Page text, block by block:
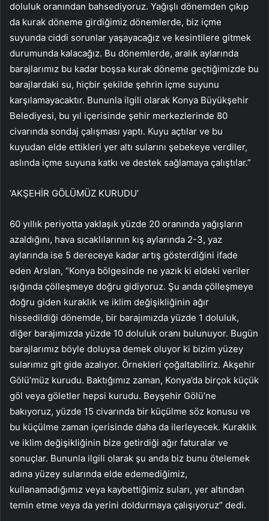
doluluk oranından bahsediyoruz. Yağışlı dönemden çıkıp
da kurak döneme girdiğimiz dönemlerde, biz içme
suyunda ciddi sorunlar yaşayacağız ve kesintilere gitmek
durumunda kalacağız. Bu dönemlerde, aralık aylarında
barajlarımız bu kadar boşsa kurak döneme geçtiğimizde bu
barajlardaki su, hiçbir şekilde şehrin içme suyunu
karşılamayacaktır. Bununla ilgili olarak Konya Büyükşehir
Belediyesi, bu yıl içerisinde şehir merkezlerinde 80
civarında sondaj çalışması yaptı. Kuyu açtılar ve bu
kuyudan elde ettikleri yer altı sularını şebekeye verdiler,
aslında içme suyuna katkı ve destek sağlamaya çalıştılar.”
‘AKŞEHİR GÖLÜMÜZ KURUDU’
60 yıllık periyotta yaklaşık yüzde 20 oranında yağışların
azaldığını, hava sıcaklılarının kış aylarında 2-3, yaz
aylarında ise 5 dereceye kadar artış gösterdiğini ifade
eden Arslan, “Konya bölgesinde ne yazık ki eldeki veriler
ışığında çölleşmeye doğru gidiyoruz. Şu anda çölleşmeye
doğru giden kuraklık ve iklim değişikliğinin ağır
hissedildiği dönemde, bir barajımızda yüzde 1 doluluk,
diğer barajımızda yüzde 10 doluluk oranı bulunuyor. Bugün
barajlarımız böyle doluysa demek oluyor ki bizim yüzey
sularımız git gide azalıyor. Örnekleri çoğaltabiliriz. Akşehir
Gölü’müz kurudu. Baktığımız zaman, Konya’da birçok küçük
göl veya göletler hepsi kurudu. Beyşehir Gölü’ne
bakıyoruz, yüzde 15 civarında bir küçülme söz konusu ve
bu küçülme zaman içerisinde daha da ilerleyecek. Kuraklık
ve iklim değişikliğinin bize getirdiği ağır faturalar ve
sonuçlar. Bununla ilgili olarak şu anda biz bunu ötelemek
adına yüzey sularında elde edemediğimiz,
kullanamadığımız veya kaybettiğimiz suları, yer altından
temin etme veya da yerini doldurmaya çalışıyoruz” dedi.